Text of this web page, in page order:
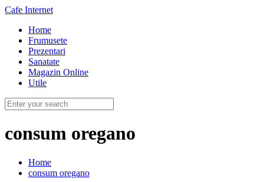
Cafe Internet
Home
Frumusete
Prezentari
Sanatate
Magazin Online
Utile
consum oregano
Home
consum oregano